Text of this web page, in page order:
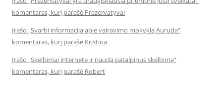
komentaras, kurį parašė Prezervatyvai
Įrašo „Svarbi informacija apie vairavimo mokyklą Auruda“
komentaras, kurį parašė Kristina
Įrašo „Skelbimai internete ir nauda patalpinus skelbimą“
komentaras, kurį parašė Robert